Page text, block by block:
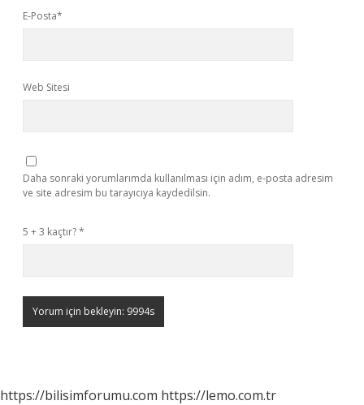
E-Posta*
Web Sitesi
Daha sonraki yorumlarımda kullanılması için adım, e-posta adresim
ve site adresim bu tarayıcıya kaydedilsin.
5 + 3 kaçtır?*
https://bilisimforumu.com https://lemo.com.tr